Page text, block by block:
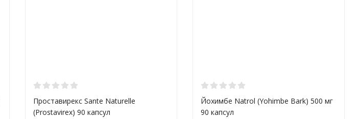
Проставирекс Sante Naturelle
(Prostavirex) 90 капсул
Йохимбе Natrol (Yohimbe Bark) 500 мг
90 капсул